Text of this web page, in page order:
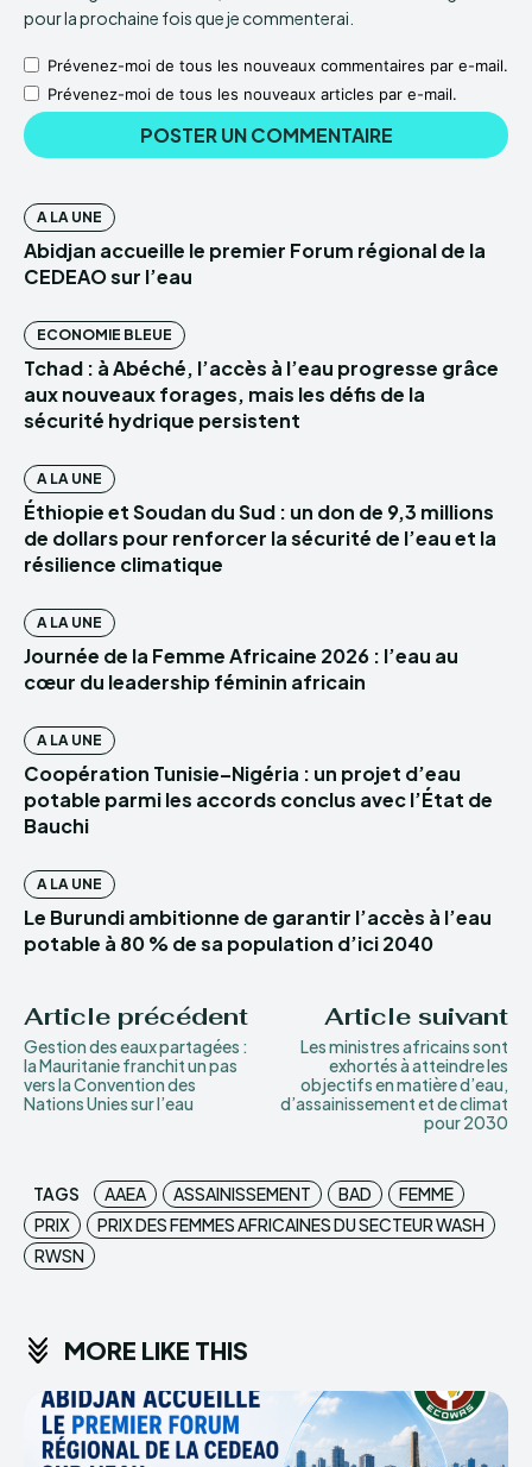
pour la prochaine fois que je commenterai.
Prévenez-moi de tous les nouveaux commentaires par e-mail.
Prévenez-moi de tous les nouveaux articles par e-mail.
A LA UNE
Abidjan accueille le premier Forum régional de la
CEDEAO sur l’eau
ECONOMIE BLEUE
Tchad : à Abéché, l’accès à l’eau progresse grâce
aux nouveaux forages, mais les défis de la
sécurité hydrique persistent
A LA UNE
Éthiopie et Soudan du Sud : un don de 9,3 millions
de dollars pour renforcer la sécurité de l’eau et la
résilience climatique
A LA UNE
Journée de la Femme Africaine 2026 : l’eau au
cœur du leadership féminin africain
A LA UNE
Coopération Tunisie–Nigéria : un projet d’eau
potable parmi les accords conclus avec l’État de
Bauchi
A LA UNE
Le Burundi ambitionne de garantir l’accès à l’eau
potable à 80 % de sa population d’ici 2040
Article précédent
Gestion des eaux partagées :
la Mauritanie franchit un pas
vers la Convention des
Nations Unies sur l’eau
Article suivant
Les ministres africains sont
exhortés à atteindre les
objectifs en matière d’eau,
d’assainissement et de climat
pour 2030
TAGS AAEA ASSAINISSEMENT BAD
FEMME
PRIX
PRIX DES FEMMES AFRICAINES DU SECTEUR WASH
RWSN
MORE LIKE THIS